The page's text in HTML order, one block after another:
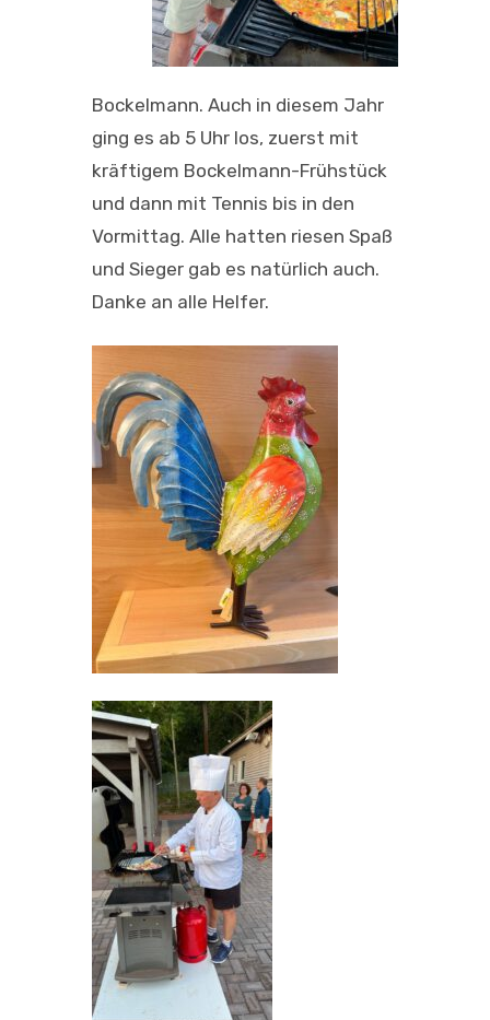
Bockelmann. Auch in diesem Jahr
ging es ab 5 Uhr los, zuerst mit
kräftigem Bockelmann-Frühstück
und dann mit Tennis bis in den
Vormittag. Alle hatten riesen Spaß
und Sieger gab es natürlich auch.
Danke an alle Helfer.